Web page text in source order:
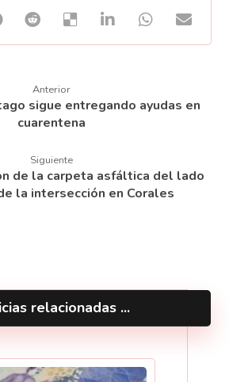
Anterior
sigue entregando ayudas en
cuarentena
Siguiente
de la carpeta asfáltica del lado
la intersección en Corales
relacionadas ...